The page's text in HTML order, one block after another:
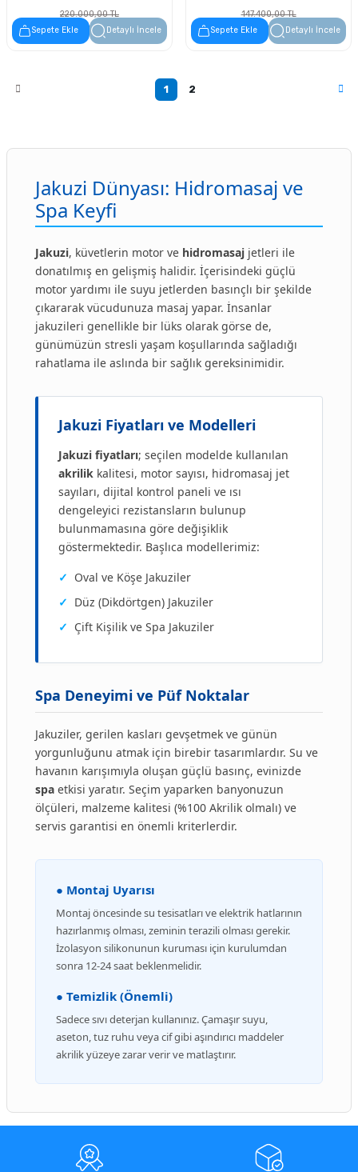
220.000,00 TL
110.000,00 TL
Sepete Ekle Detaylı İncele
147.400,00 TL
73.700,00 TL
Sepete Ekle Detaylı İncele
1 2
Jakuzi Dünyası: Hidromasaj ve
Spa Keyfi
Jakuzi, küvetlerin motor ve hidromasaj jetleri ile
donatılmış en gelişmiş halidir. İçerisindeki güçlü
motor yardımı ile suyu jetlerden basınçlı bir şekilde
çıkararak vücudunuza masaj yapar. İnsanlar
jakuzileri genellikle bir lüks olarak görse de,
günümüzün stresli yaşam koşullarında sağladığı
rahatlama ile aslında bir sağlık gereksinimidir.
Jakuzi Fiyatları ve Modelleri
Jakuzi fiyatları; seçilen modelde kullanılan
akrilik kalitesi, motor sayısı, hidromasaj jet
sayıları, dijital kontrol paneli ve ısı
dengeleyici rezistansların bulunup
bulunmamasına göre değişiklik
göstermektedir. Başlıca modellerimiz:
✓ Oval ve Köşe Jakuziler
✓ Düz (Dikdörtgen) Jakuziler
✓ Çift Kişilik ve Spa Jakuziler
Spa Deneyimi ve Püf Noktalar
Jakuziler, gerilen kasları gevşetmek ve günün
yorgunluğunu atmak için birebir tasarımlardır. Su ve
havanın karışımıyla oluşan güçlü basınç, evinizde
spa etkisi yaratır. Seçim yaparken banyonuzun
ölçüleri, malzeme kalitesi (%100 Akrilik olmalı) ve
servis garantisi en önemli kriterlerdir.
● Montaj Uyarısı
Montaj öncesinde su tesisatları ve elektrik hatlarının
hazırlanmış olması, zeminin terazili olması gerekir.
İzolasyon silikonunun kuruması için kurulumdan
sonra 12-24 saat beklenmelidir.
● Temizlik (Önemli)
Sadece sıvı deterjan kullanınız. Çamaşır suyu,
aseton, tuz ruhu veya cif gibi aşındırıcı maddeler
akrilik yüzeye zarar verir ve matlaştırır.